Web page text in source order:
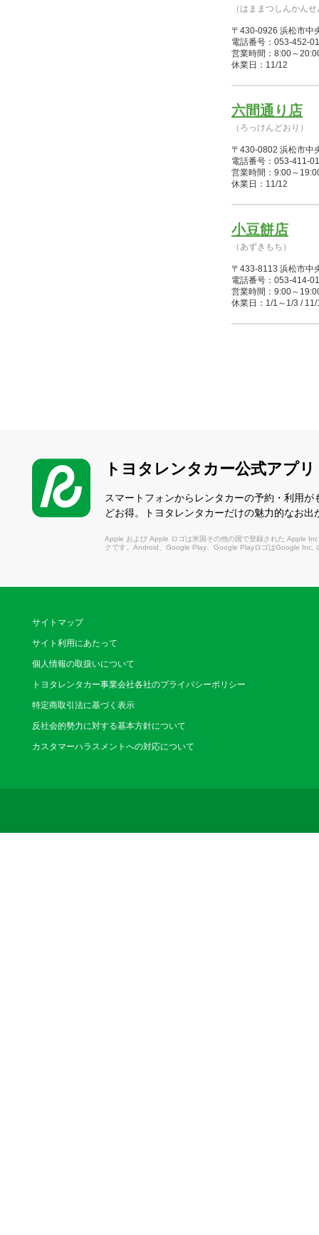
（はままつしんかん
〒430-0926 浜松市中
電話番号：053-452-
営業時間：8:00～
休業日：11/12
六間通り店
（ろっけんどおり）
〒430-0802 浜松市中
電話番号：053-411-
営業時間：9:00～
休業日：11/12
小豆餅店
（あずきもち）
〒433-8113 浜松市中
電話番号：053-414-
営業時間：9:00～
休業日：1/1～1/3 / 11/
磐田店
〒438-0073 磐田市二
電話番号：0538-37-
休業日：1/1～1/3 / 11/
トヨタレンタカー公式アプリ
スマートフォンからレンタカーの予約・利用
どお得。トヨタレンタカーだけの魅力的なお出
Apple および Apple ロゴは米国その他の国で登録された Apple
クです。Android、Google Play、Google PlayロゴはGoogle Inc.
サイトマップ
サイト利用にあたって
個人情報の取扱いについて
トヨタレンタカー事業会社各社のプライバシーポリシー
特定商取引法に基づく表示
反社会的勢力に対する基本方針について
カスタマーハラスメントへの対応について